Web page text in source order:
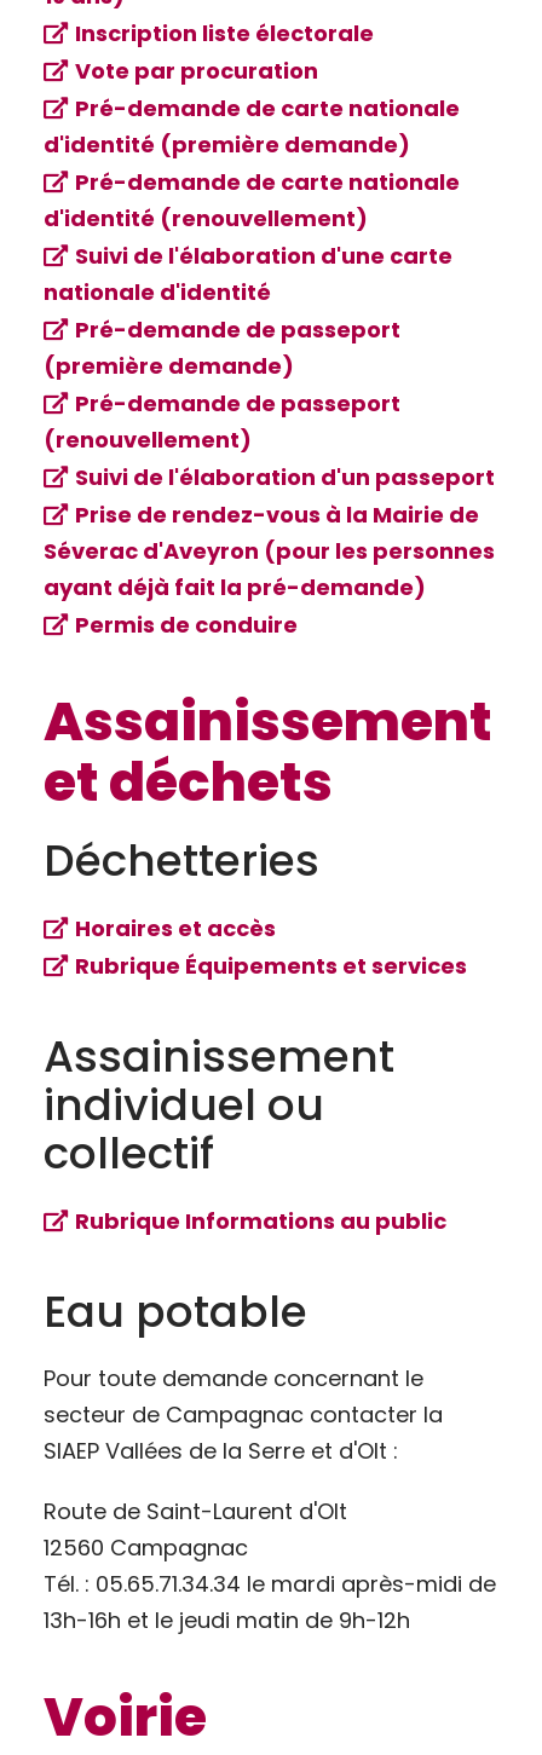
Inscription liste électorale
Vote par procuration
Pré-demande de carte nationale
d'identité (première demande)
Pré-demande de carte nationale
d'identité (renouvellement)
Suivi de l'élaboration d'une carte
nationale d'identité
Pré-demande de passeport
(première demande)
Pré-demande de passeport
(renouvellement)
Suivi de l'élaboration d'un passeport
Prise de rendez-vous à la Mairie de
Séverac d'Aveyron (pour les personnes
ayant déjà fait la pré-demande)
Permis de conduire
Assainissement
et déchets
Déchetteries
Horaires et accès
Rubrique Équipements et services
Assainissement
individuel ou
collectif
Rubrique Informations au public
Eau potable
Pour toute demande concernant le
secteur de Campagnac contacter la
SIAEP Vallées de la Serre et d'Olt :
Route de Saint-Laurent d'Olt
12560 Campagnac
Tél. : 05.65.71.34.34 le mardi après-midi de
13h-16h et le jeudi matin de 9h-12h
Voirie